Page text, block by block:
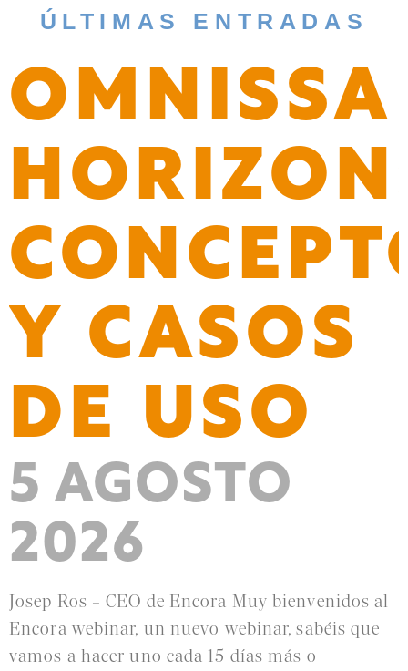
ÚLTIMAS ENTRADAS
OMNISSA
Y CASOS
DE USO
5 AGOSTO
2026
Josep Ros – CEO de Encora Muy bienvenidos al
Encora webinar, un nuevo webinar, sabéis que
vamos a hacer uno cada 15 días más o